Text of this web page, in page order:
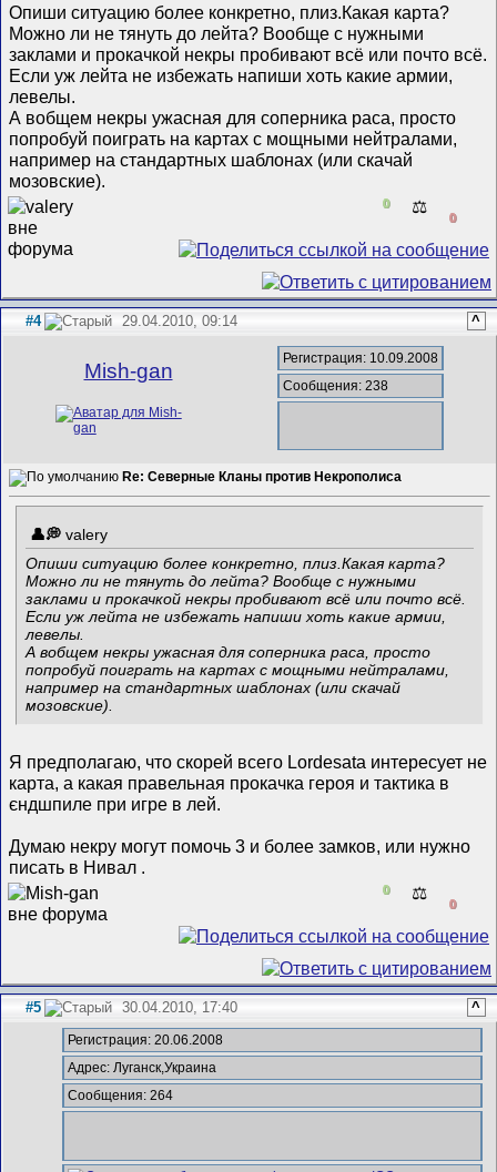
Опиши ситуацию более конкретно, плиз.Какая карта?
Можно ли не тянуть до лейта? Вообще с нужными
заклами и прокачкой некры пробивают всё или почто всё.
Если уж лейта не избежать напиши хоть какие армии,
левелы.
А вобщем некры ужасная для соперника раса, просто
попробуй поиграть на картах с мощными нейтралами,
например на стандартных шаблонах (или скачай
мозовские).
0 ⚖️
0
#4 29.04.2010, 09:14 ^
Mish-gan
Регистрация: 10.09.2008
Сообщения: 238
Re: Северные Кланы против Некрополиса
valery
Опиши ситуацию более конкретно, плиз.Какая карта?
Можно ли не тянуть до лейта? Вообще с нужными
заклами и прокачкой некры пробивают всё или почто всё.
Если уж лейта не избежать напиши хоть какие армии,
левелы.
А вобщем некры ужасная для соперника раса, просто
попробуй поиграть на картах с мощными нейтралами,
например на стандартных шаблонах (или скачай
мозовские).
Я предполагаю, что скорей всего Lordesatа интересует не
карта, а какая правельная прокачка героя и тактика в
єндшпиле при игре в лей.
Думаю некру могут помочь 3 и более замков, или нужно
писать в Нивал .
0 ⚖️
0
#5 30.04.2010, 17:40 ^
Регистрация: 20.06.2008
Адрес: Луганск,Украина
Сообщения: 264